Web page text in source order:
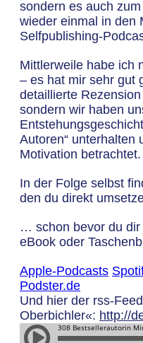
sondern es auch
wieder einmal in den
Selfpublishing-
Mittlerweile habe ich
– es hat mir sehr gut
detaillierte
sondern wir haben
Autoren“ unterhalten
Motivation betrachtet.
In der Folge selbst
den du direkt
… schon bevor du
eBook oder
Apple-Podcasts
Podster.de
Und hier der rss-
Oberbichler«: http://